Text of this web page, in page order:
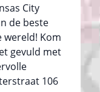
City
de beste
wereld! Kom
gevuld met
106